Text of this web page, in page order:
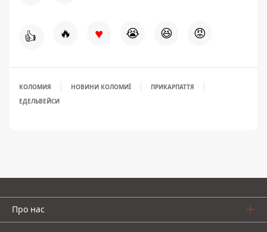
👍 🔥 ♥ 😭 😆 😡
КОЛОМИЯ НОВИНИ КОЛОМИЇ
ПРИКАРПАТТЯ
ЕДЕЛЬВЕЙСИ
Про нас